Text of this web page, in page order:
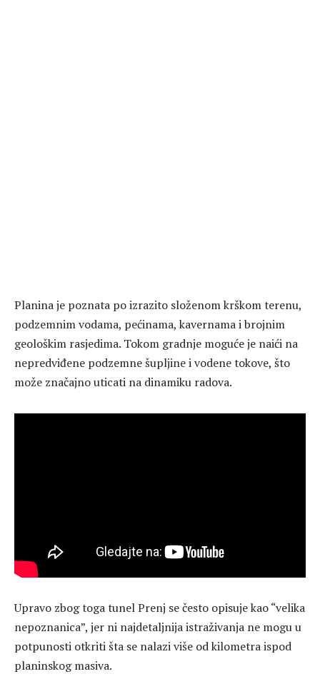
Planina je poznata po izrazito složenom krškom terenu,
podzemnim vodama, pećinama, kavernama i brojnim
geološkim rasjedima. Tokom gradnje moguće je naići na
nepredviđene podzemne šupljine i vodene tokove, što
može značajno uticati na dinamiku radova.
Upravo zbog toga tunel Prenj se često opisuje kao “velika
nepoznanica”, jer ni najdetaljnija istraživanja ne mogu u
potpunosti otkriti šta se nalazi više od kilometra ispod
planinskog masiva.